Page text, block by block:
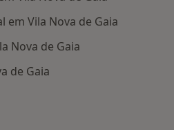
em Vila Nova de Gaia
Nova de Gaia
de Gaia